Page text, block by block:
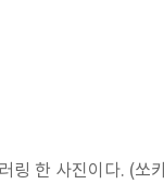
링 한 사진이다. (쏘